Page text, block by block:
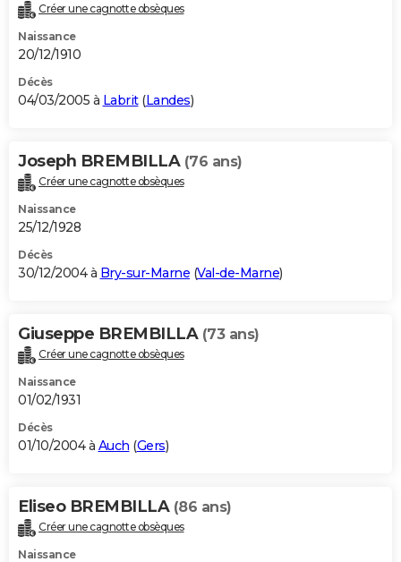
Créer une cagnotte obsèques
Naissance
20/12/1910
Décès
04/03/2005 à Labrit(Landes)
Joseph BREMBILLA (76 ans)
Créer une cagnotte obsèques
Naissance
25/12/1928
Décès
30/12/2004 à Bry-sur-Marne (Val-de-Marne)
Giuseppe BREMBILLA (73 ans)
Créer une cagnotte obsèques
Naissance
01/02/1931
Décès
01/10/2004 à Auch (Gers)
Eliseo BREMBILLA (86 ans)
Créer une cagnotte obsèques
Naissance